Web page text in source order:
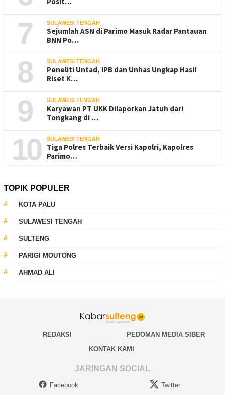
7 SULAWESI TENGAH
Sejumlah ASN di Parimo Masuk Radar Pantauan
BNN Po…
8 SULAWESI TENGAH
Peneliti Untad, IPB dan Unhas Ungkap Hasil
Riset K…
9 SULAWESI TENGAH
Karyawan PT UKK Dilaporkan Jatuh dari
Tongkang di …
10 SULAWESI TENGAH
Tiga Polres Terbaik Versi Kapolri, Kapolres
Parimo…
TOPIK POPULER
KOTA PALU
SULAWESI TENGAH
SULTENG
PARIGI MOUTONG
AHMAD ALI
REDAKSI
PEDOMAN MEDIA SIBER
KONTAK KAMI
JARINGAN SOCIAL
Facebook Twitter